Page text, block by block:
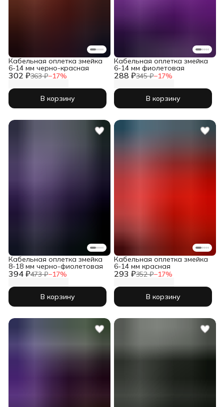
302 ₽363 ₽−17%
Кабельная оплетка змейка
6-14 мм черно-красная
В корзину
288 ₽345 ₽−17%
Кабельная оплетка змейка
6-14 мм фиолетовая
В корзину
394 ₽473 ₽−17%
Кабельная оплетка змейка
8-18 мм черно-фиолетовая
В корзину
293 ₽352 ₽−17%
Кабельная оплетка змейка
6-14 мм красная
В корзину